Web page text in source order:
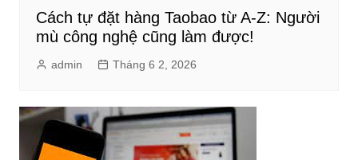
Cách tự đặt hàng Taobao từ A-Z: Người
mù công nghệ cũng làm được!
admin Tháng 6 2, 2026